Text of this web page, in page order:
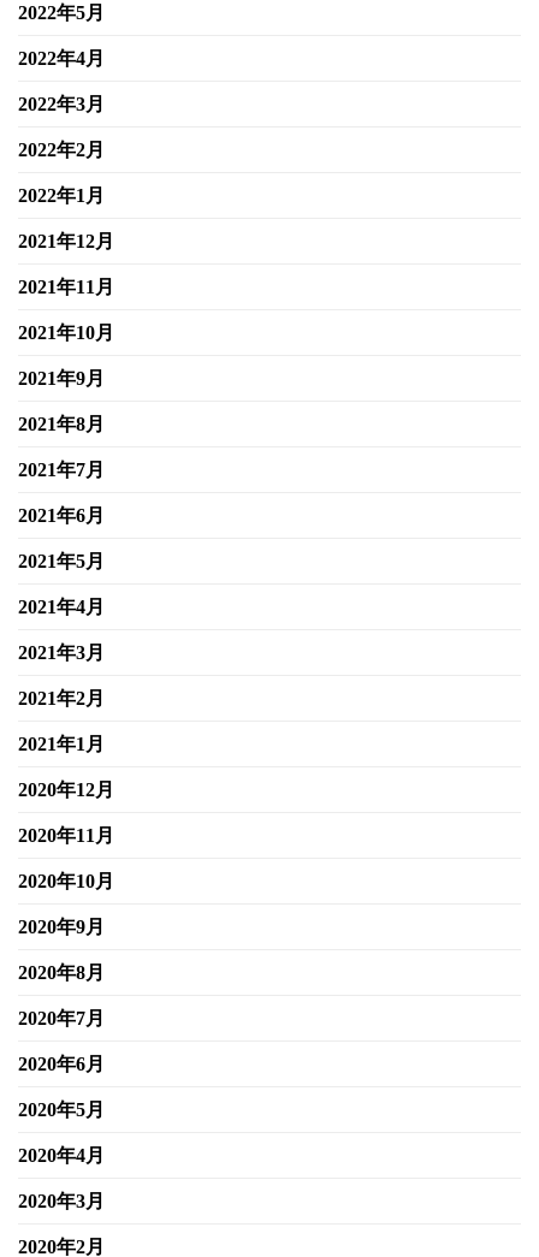
2022年5月
2022年4月
2022年3月
2022年2月
2022年1月
2021年12月
2021年11月
2021年10月
2021年9月
2021年8月
2021年7月
2021年6月
2021年5月
2021年4月
2021年3月
2021年2月
2021年1月
2020年12月
2020年11月
2020年10月
2020年9月
2020年8月
2020年7月
2020年6月
2020年5月
2020年4月
2020年3月
2020年2月